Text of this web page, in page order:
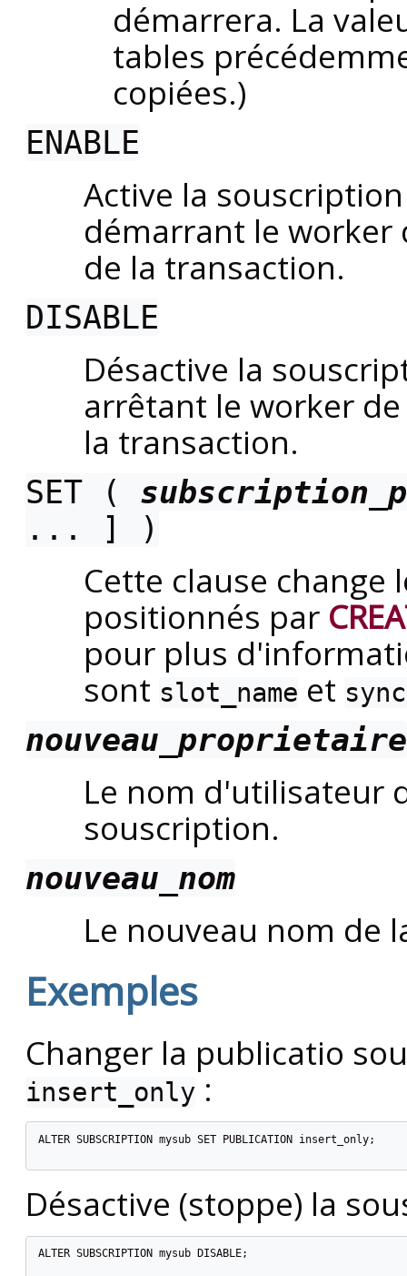
démarrera. La
tables
copiées.)
ENABLE
Active la
démarrant le worker
de la transaction.
DISABLE
Désactive la
arrêtant le worker
la transaction.
SET (
... ] )
Cette clause
positionnés par
pour plus
sont slot_name et
nouveau_proprietaire
Le nom d'utilisateur
souscription.
nouveau_nom
Le nouveau nom de
Exemples
Changer la publicatio
insert_only :
ALTER SUBSCRIPTION mysub SET PUBLICATION insert_only;
Désactive (stoppe) la
ALTER SUBSCRIPTION mysub DISABLE;